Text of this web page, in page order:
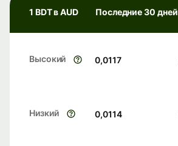
1 BDT в AUD Последние 30 дней
Высокий 0,0117
Низкий 0,0114